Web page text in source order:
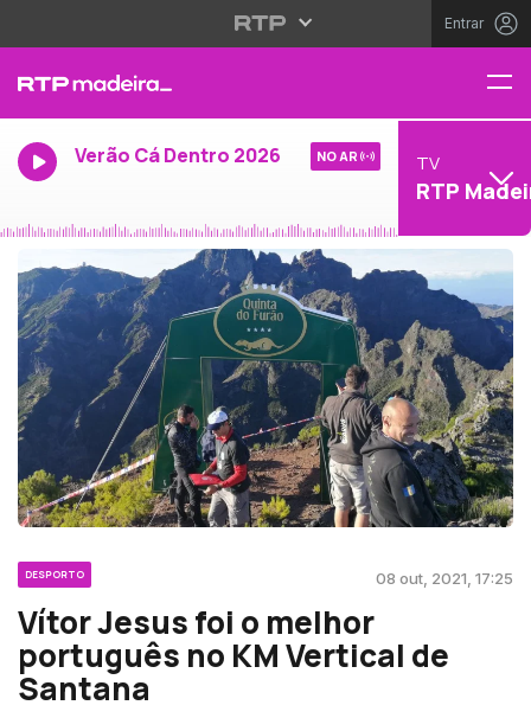
Entrar
Verão Cá Dentro 2026 NO AR TV
RTP
DESPORTO 08 out, 2021, 17:25
Vítor Jesus foi o melhor
português no KM Vertical de
Santana